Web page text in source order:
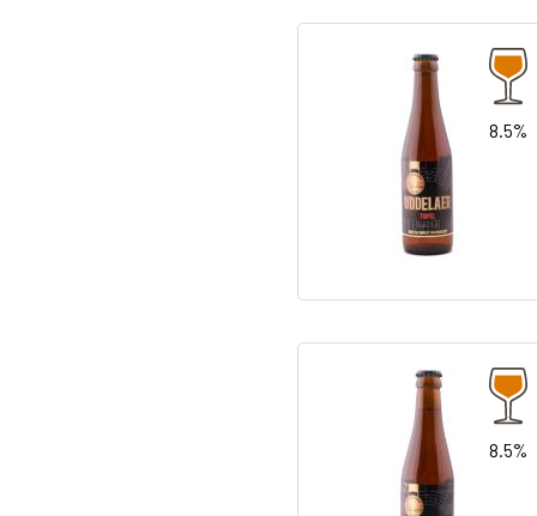
8.5%
8.5%